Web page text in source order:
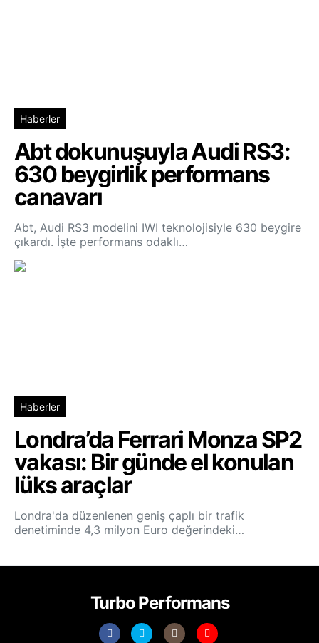
Haberler
Abt dokunuşuyla Audi RS3:
630 beygirlik performans
canavarı
Abt, Audi RS3 modelini IWI teknolojisiyle 630 beygire
çıkardı. İşte performans odaklı…
Haberler
Londra’da Ferrari Monza SP2
vakası: Bir günde el konulan
lüks araçlar
Londra'da düzenlenen geniş çaplı bir trafik
denetiminde 4,3 milyon Euro değerindeki…
Turbo Performans